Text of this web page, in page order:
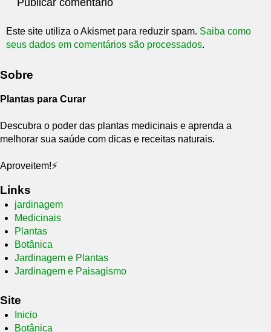
Este site utiliza o Akismet para reduzir spam. Saiba como
seus dados em comentários são processados.
Sobre
Plantas para Curar
Descubra o poder das plantas medicinais e aprenda a
melhorar sua saúde com dicas e receitas naturais.
Aproveitem!⚡
Links
jardinagem
Medicinais
Plantas
Botânica
Jardinagem e Plantas
Jardinagem e Paisagismo
Site
Inicio
Botânica